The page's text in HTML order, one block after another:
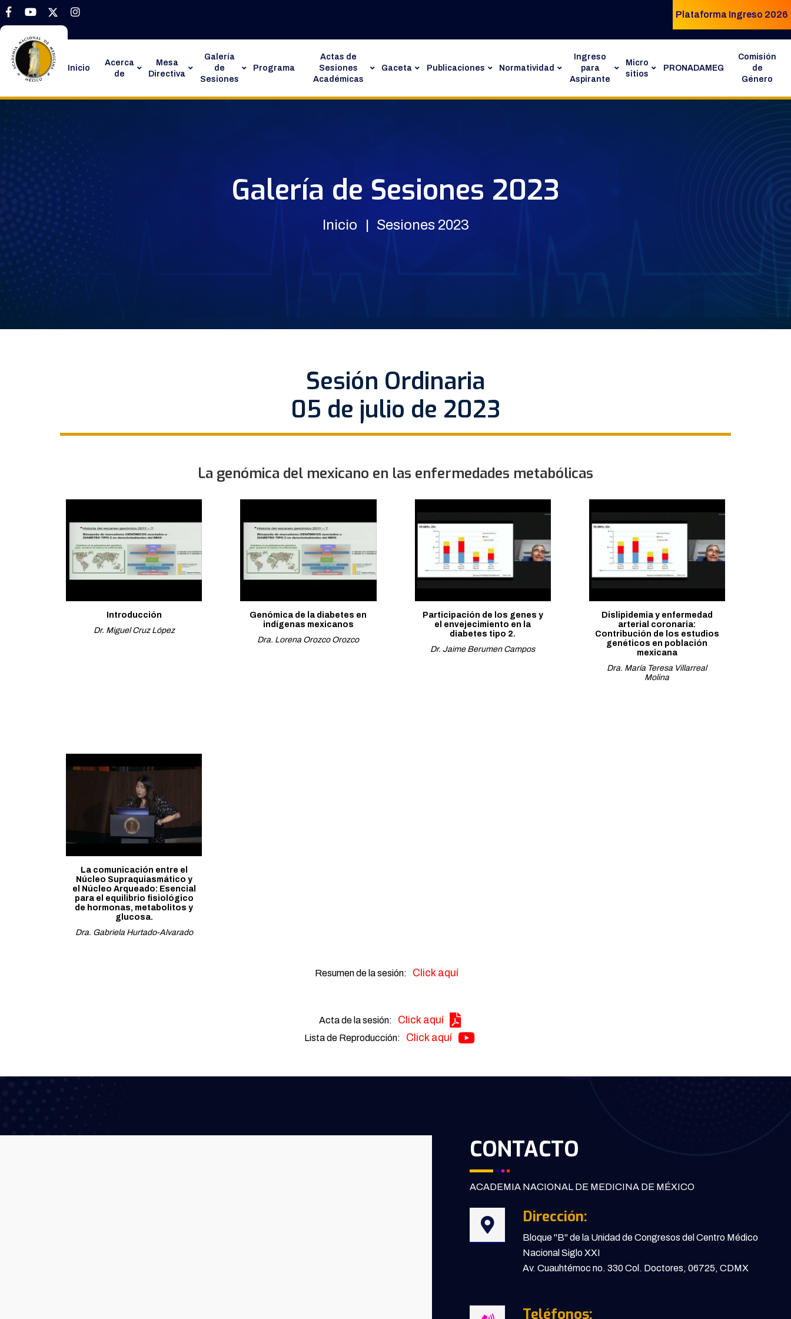
Plataforma Ingreso 2026
Inicio
Acerca
de
Mesa
Directiva
Galería
de
Sesiones
Programa
Actas de
Sesiones
Académicas
Gaceta Publicaciones Normatividad
Ingreso
para
Aspirante
Micro
sitios
PRONADAMEG
Comisión
de
Género
Galería de Sesiones 2023
Inicio Sesiones 2023
Sesión Ordinaria
05 de julio de 2023
La genómica del mexicano en las enfermedades metabólicas
Introducción
Dr. Miguel Cruz López
Genómica de la diabetes en
indígenas mexicanos
Dra. Lorena Orozco Orozco
Participación de los genes y
el envejecimiento en la
diabetes tipo 2.
Dr. Jaime Berumen Campos
Dislipidemia y enfermedad
arterial coronaria:
Contribución de los estudios
genéticos en población
mexicana
Dra. María Teresa Villarreal
Molina
La comunicación entre el
Núcleo Supraquiasmático y
el Núcleo Arqueado: Esencial
para el equilibrio fisiológico
de hormonas, metabolitos y
glucosa.
Dra. Gabriela Hurtado-Alvarado
Resumen de la sesión: Click aquí
Acta de la sesión: Click aquí
Lista de Reproducción: Click aquí
CONTACTO
ACADEMIA NACIONAL DE MEDICINA DE MÉXICO
Dirección:
Bloque "B" de la Unidad de Congresos del Centro Médico
Nacional Siglo XXI
Av. Cuauhtémoc no. 330 Col. Doctores, 06725, CDMX
Teléfonos: